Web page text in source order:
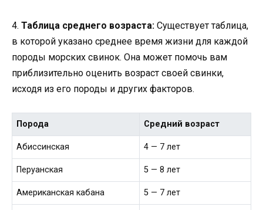
4. Таблица среднего возраста: Существует таблица,
в которой указано среднее время жизни для каждой
породы морских свинок. Она может помочь вам
приблизительно оценить возраст своей свинки,
исходя из его породы и других факторов.
Порода Средний возраст
Абиссинская 4 — 7 лет
Перуанская 5 — 8 лет
Американская кабана 5 — 7 лет